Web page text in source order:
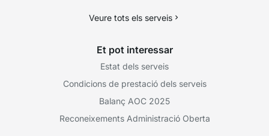
Veure tots els serveis
Et pot interessar
Estat dels serveis
Condicions de prestació dels serveis
Balanç AOC 2025
Reconeixements Administració Oberta